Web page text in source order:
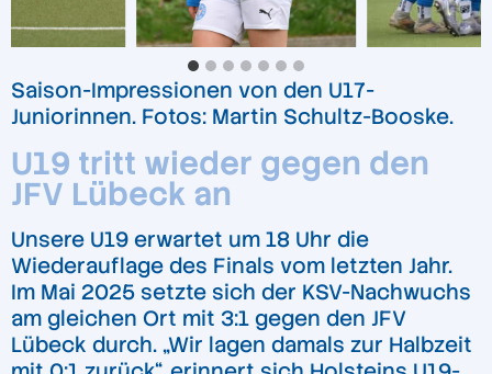
Saison-Impressionen von den U17-
Juniorinnen. Fotos: Martin Schultz-Booske.
U19 tritt wieder gegen den
JFV Lübeck an
Unsere U19 erwartet um 18 Uhr die
Wiederauflage des Finals vom letzten Jahr.
Im Mai 2025 setzte sich der KSV-Nachwuchs
am gleichen Ort mit 3:1 gegen den JFV
Lübeck durch. „Wir lagen damals zur Halbzeit